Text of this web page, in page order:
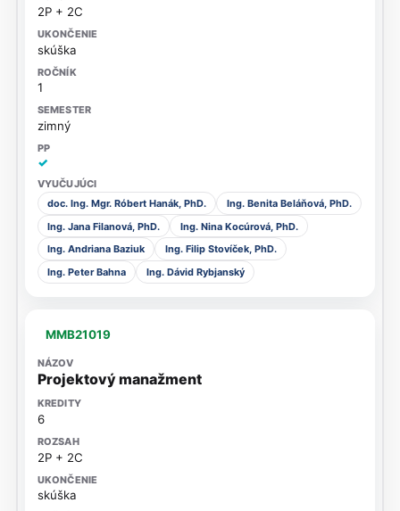
2P + 2C
skúška
1
zimný
✓
doc. Ing. Mgr. Róbert Hanák, PhD.
Ing. Benita Beláňová, PhD.
Ing. Jana Filanová, PhD.
Ing. Nina Kocúrová, PhD.
Ing. Andriana Baziuk
Ing. Filip Stovíček, PhD.
Ing. Peter Bahna
Ing. Dávid Rybjanský
MMB21019
Projektový manažment
6
2P + 2C
skúška